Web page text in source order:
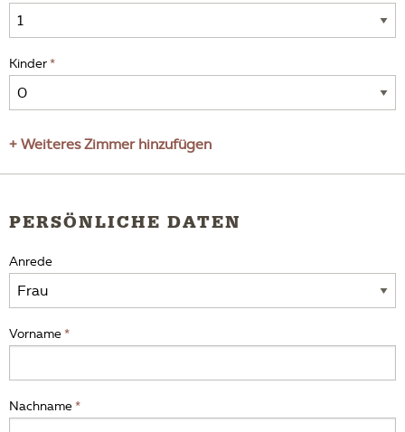
Kinder
+ Weiteres Zimmer hinzufügen
PERSÖNLICHE DATEN
Anrede
Vorname
Nachname